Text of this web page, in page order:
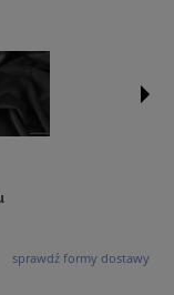
płatności
sprawdź formy dostawy